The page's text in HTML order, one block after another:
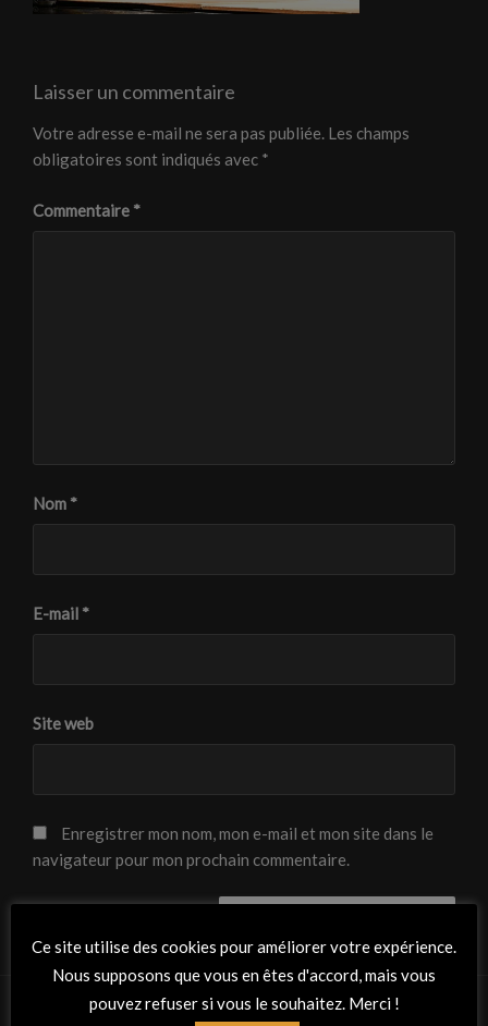
Laisser un commentaire
Votre adresse e-mail ne sera pas publiée. Les champs
obligatoires sont indiqués avec *
Commentaire *
Nom *
E-mail *
Site web
Enregistrer mon nom, mon e-mail et mon site dans le
navigateur pour mon prochain commentaire.
Ce site utilise des cookies pour améliorer votre expérience.
Nous supposons que vous en êtes d'accord, mais vous
pouvez refuser si vous le souhaitez. Merci !